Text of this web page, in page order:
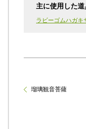
主に使用した道
ラビーゴムハガキ
瑠璃観音菩薩